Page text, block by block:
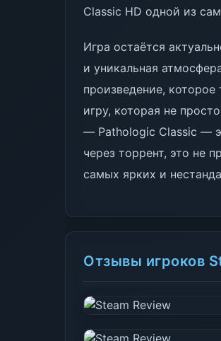
Classic HD одной из
Игра остаётся
и уникальная
произведение,
игру, которая не
— Pathologic Classic —
через торрент, это не
самых ярких и
Отзывы игроков